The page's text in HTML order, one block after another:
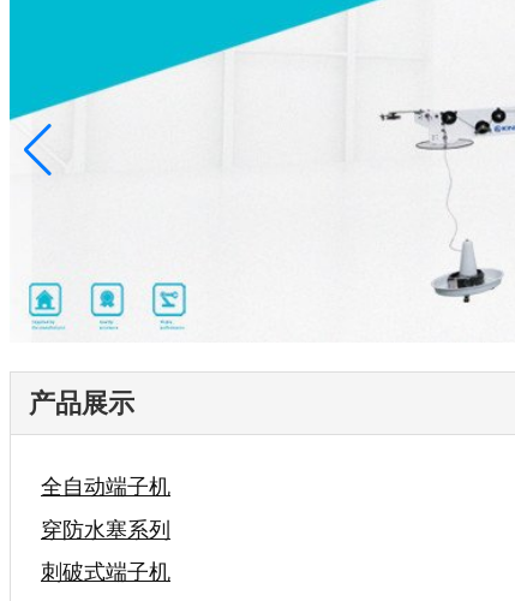
产品展示
全自动端子机
穿防水塞系列
刺破式端子机